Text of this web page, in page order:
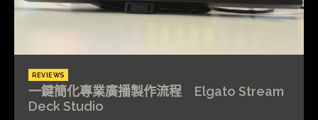
REVIEWS
一鍵簡化專業廣播製作流程 Elgato Stream
Deck Studio